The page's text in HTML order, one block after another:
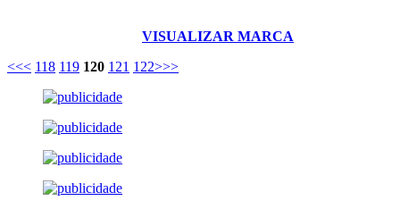
VISUALIZAR MARCA
<<< 118 119 120 121 122>>>